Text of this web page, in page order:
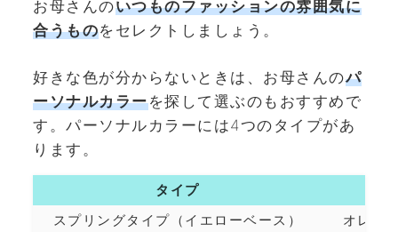
お母さんのいつものファッションの雰囲気に
合うものをセレクトしましょう。
好きな色が分からないときは、お母さんのパ
ーソナルカラーを探して選ぶのもおすすめで
す。パーソナルカラーには4つのタイプがあ
ります。
タイプ
スプリングタイプ（イエローベース）
オレン